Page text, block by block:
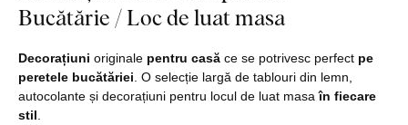
Bucătărie / Loc de luat masa
Decorațiuni originale pentru casă ce se potrivesc perfect pe
peretele bucătăriei. O selecție largă de tablouri din lemn,
autocolante și decorațiuni pentru locul de luat masaîn fiecare
stil.